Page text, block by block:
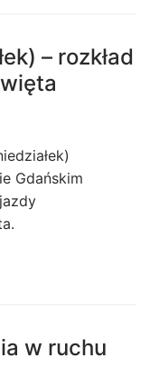
– rozkład
Gdańskim
w ruchu